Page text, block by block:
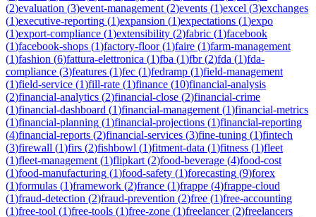
(2)evaluation (3)event-management (2)events (1)excel (3)exchanges
(1)executive-reporting (1)expansion (1)expectations (1)expo
(1)export-compliance (1)extensibility (2)fabric (1)facebook
(1)facebook-shops (1)factory-floor(1)faire (1)farm-management
(1)fashion (6)fattura-elettronica (1)fba (1)fbr(2)fda (1)fda-
compliance (3)features (1)fec (1)fedramp (1)field-management
(1)field-service (1)fill-rate (1)finance (10)financial-analysis
(2)financial-analytics (2)financial-close (2)financial-crime
(1)financial-dashboard (1)financial-management (1)financial-metrics
(1)financial-planning (1)financial-projections (1)financial-reporting
(4)financial-reports (2)financial-services (3)fine-tuning (1)fintech
(3)firewall (1)firs (2)fishbowl (1)fitment-data (1)fitness (1)fleet
(1)fleet-management (1)flipkart (2)food-beverage (4)food-cost
(1)food-manufacturing (1)food-safety (1)forecasting (9)forex
(1)formulas (1)framework (2)france (1)frappe (4)frappe-cloud
(1)fraud-detection (2)fraud-prevention (2)free (1)free-accounting
(1)free-tool (1)free-tools (1)free-zone (1)freelancer(2)freelancers